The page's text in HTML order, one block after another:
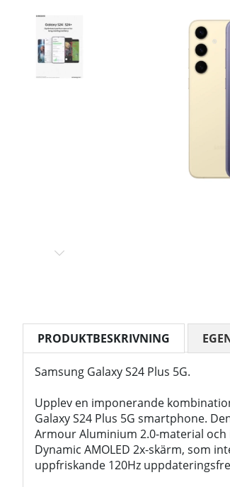
PRODUKTBESKRIVNING
Samsung Galaxy S24 Plus 5G.
Upplev en imponerande
Galaxy S24 Plus 5G smartphone.
Armour Aluminium 2.0-material
Dynamic AMOLED 2x-skärm, som
uppfriskande 120Hz